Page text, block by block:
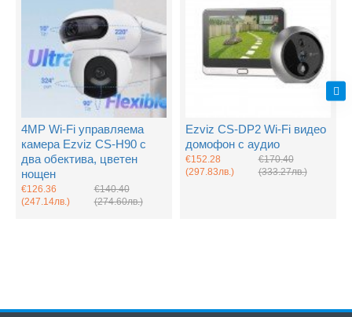
4MP Wi-Fi управляема
камера Ezviz CS-H90 с
два обектива, цветен
нощен
€126.36
(247.14лв.)
€140.40
(274.60лв.)
Ezviz CS-DP2 Wi-Fi видео
домофон с аудио
€152.28
(297.83лв.)
€170.40
(333.27лв.)